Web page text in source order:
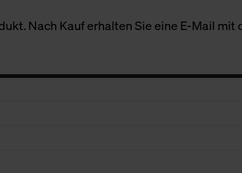
Nach Kauf erhalten Sie eine E-Mail